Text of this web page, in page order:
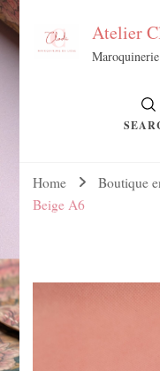
Atelier
Home Boutique
Beige A6